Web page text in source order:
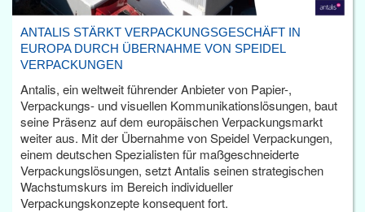
ANTALIS STÄRKT VERPACKUNGSGESCHÄFT IN
EUROPA DURCH ÜBERNAHME VON SPEIDEL
VERPACKUNGEN
Antalis, ein weltweit führender Anbieter von Papier-,
Verpackungs- und visuellen Kommunikationslösungen, baut
seine Präsenz auf dem europäischen Verpackungsmarkt
weiter aus. Mit der Übernahme von Speidel Verpackungen,
einem deutschen Spezialisten für maßgeschneiderte
Verpackungslösungen, setzt Antalis seinen strategischen
Wachstumskurs im Bereich individueller
Verpackungskonzepte konsequent fort.